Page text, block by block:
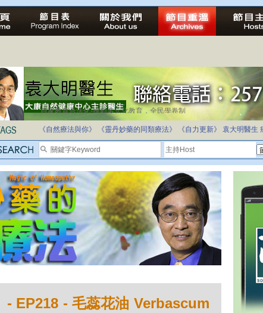
自家教育合法化-推動多元化教育，全民學卷制
《自然療法與你》 《靈丹妙藥的同類療法》 《自力更新》 袁大明醫生
- EP218 - 毛蕊花油 Verbascum